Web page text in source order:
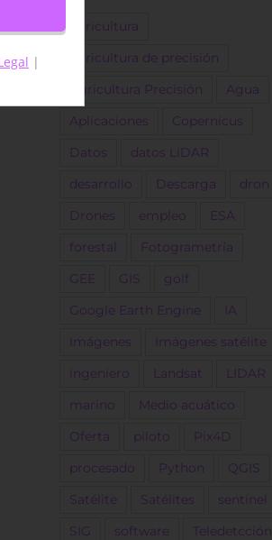
agricultura
agricultura de precisión
Agricultura Precisión Agua
Aplicaciones Copernicus
Datos datos LiDAR
desarrollo Descarga dron
Drones empleo ESA
forestal Fotogrametría
GEE GIS golf
Google Earth Engine IA
Imágenes Imágenes satélite
ingeniero Landsat LIDAR
marino Medio acuático
Oferta piloto Pix4D
procesado Python QGIS
Satélite Satélites sentinel
SIG software Teledetcción
|